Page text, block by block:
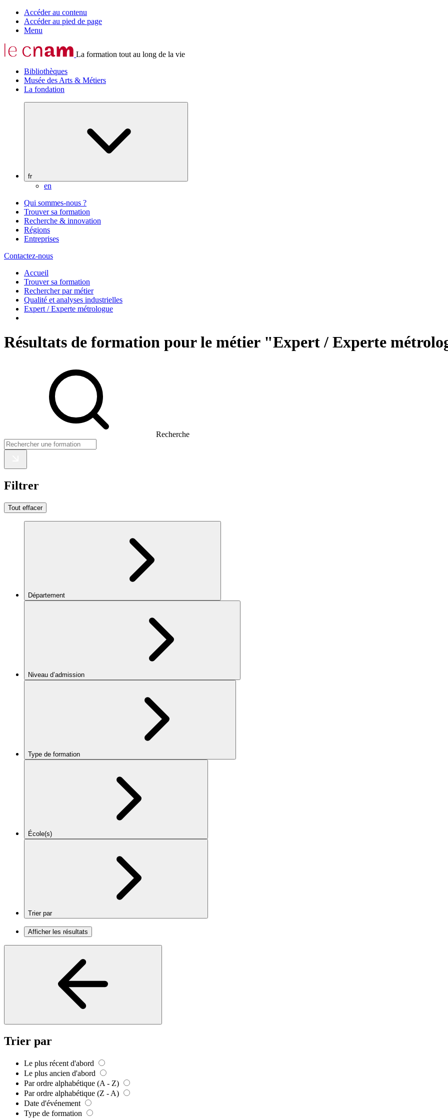
Accéder au contenu
Accéder au pied de page
Menu
La formation tout au long de la vie
Bibliothèques
Musée des Arts & Métiers
La fondation
fr
en
Qui sommes-nous ?
Trouver sa formation
Recherche & innovation
Régions
Entreprises
Contactez-nous
Accueil
Trouver sa formation
Rechercher par métier
Qualité et analyses industrielles
Expert / Experte métrologue
Résultats de formation pour le métier "Expert / Experte
Recherche
Filtrer
Tout effacer
Département
Niveau d’admission
Type de formation
École(s)
Trier par
Afficher les résultats
Trier par
Le plus récent d'abord
Le plus ancien d'abord
Par ordre alphabétique (A - Z)
Par ordre alphabétique (Z - A)
Date d'événement
Type de formation